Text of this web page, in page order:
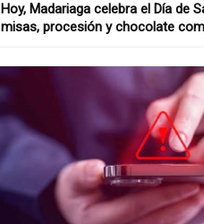
Hoy, Madariaga celebra el Día de
misas, procesión y chocolate